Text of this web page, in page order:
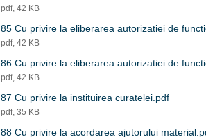
pdf, 42 KB
85 Cu privire la eliberarea autorizatiei de
pdf, 42 KB
86 Cu privire la eliberarea autorizatiei de
pdf, 42 KB
87 Cu privire la instituirea curatelei.pdf
pdf, 35 KB
88 Cu privire la acordarea ajutorului